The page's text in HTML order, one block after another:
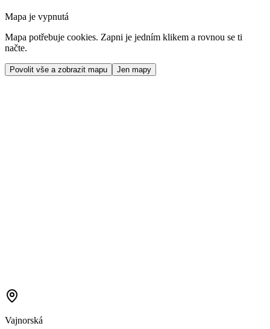
Mapa je vypnutá
Mapa potřebuje cookies. Zapni je jedním klikem a rovnou se ti
načte.
Povolit vše a zobrazit mapu Jen mapy
Vajnorská